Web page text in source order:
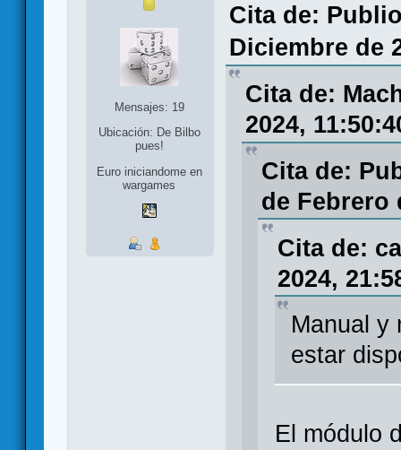
Mensajes: 19
Ubicación: De Bilbo
pues!
Euro iniciandome en
wargames
Cita de:
Diciembre de
Cita de:
2024,
Cita de:
de Febrero
Cita de:
2024,
Manual y
estar
El módulo